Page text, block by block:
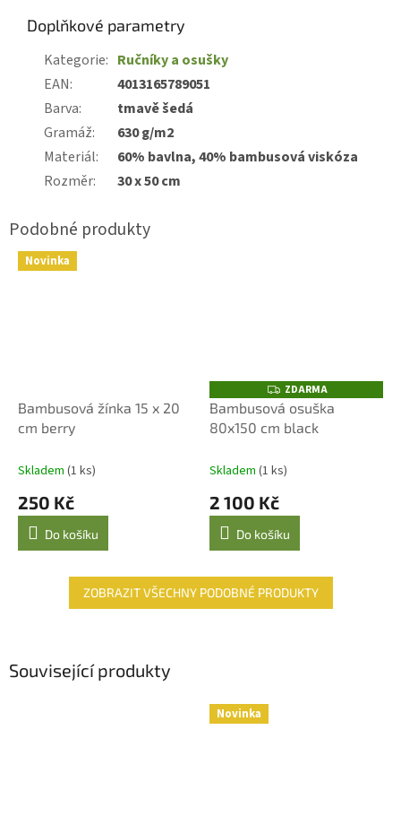
Doplňkové parametry
Kategorie: Ručníky a osušky
EAN:
4013165789051
Barva:
tmavě šedá
Gramáž:
630 g/m2
Materiál:
60% bavlna, 40% bambusová viskóza
Rozměr: 30 x 50 cm
Novinka
Bambusová žínka 15 x 20
cm berry
Skladem (1 ks)
250 Kč
Do košíku
Z
D
A
R
ZDARMA
Bambusová osuška
80x150 cm black
Skladem (1 ks)
2 100 Kč
Do košíku
ZOBRAZIT VŠECHNY PODOBNÉ PRODUKTY
Související produkty
Novinka